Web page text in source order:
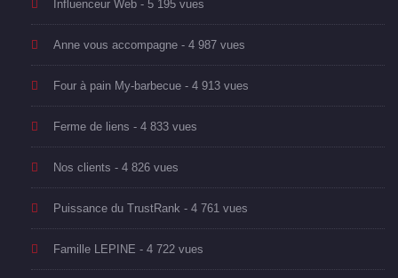
Influenceur Web - 5 195 vues
Anne vous accompagne - 4 987 vues
Four à pain My-barbecue - 4 913 vues
Ferme de liens - 4 833 vues
Nos clients - 4 826 vues
Puissance du TrustRank - 4 761 vues
Famille LEPINE - 4 722 vues